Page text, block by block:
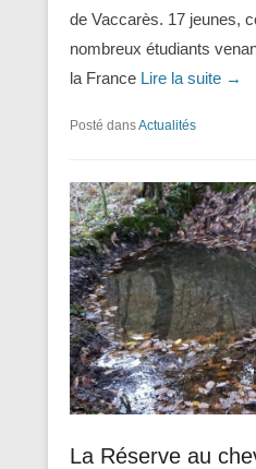
de Vaccarès. 17 jeunes,
nombreux étudiants
la France Lire la suite →
Posté dansActualités
La Réserve au